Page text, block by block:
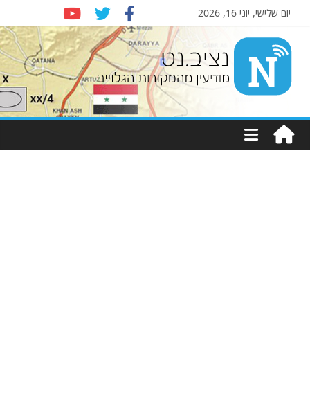
יום שלישי, יוני 16, 2026
Nziv.net
מודיעין
מהמקורות